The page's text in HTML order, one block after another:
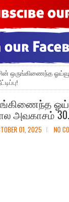
ஒருங்கிணைந்த
01, 2025 NO